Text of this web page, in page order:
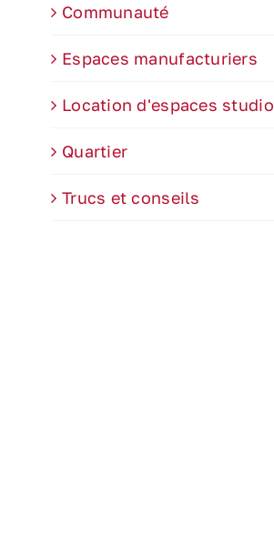
Communauté
Espaces manufacturiers
Location d'espaces studio
Quartier
Trucs et conseils